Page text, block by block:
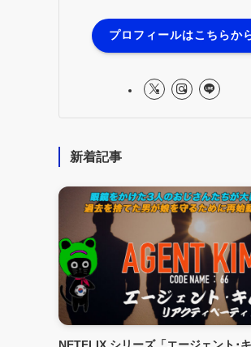
プロフィールはこちらか
新着記事
NETFLIX シリーズ「エージェント･